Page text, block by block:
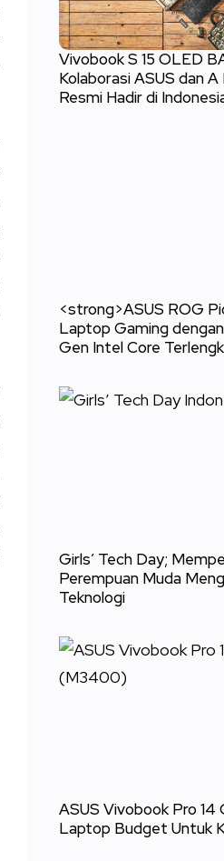
Vivobook S 15 OLED
Kolaborasi ASUS dan
Resmi Hadir di
<strong>ASUS ROG
Laptop Gaming
Gen Intel Core
Girls’ Tech Day;
Perempuan Muda
Teknologi
ASUS Vivobook Pro
Laptop Budget Untuk